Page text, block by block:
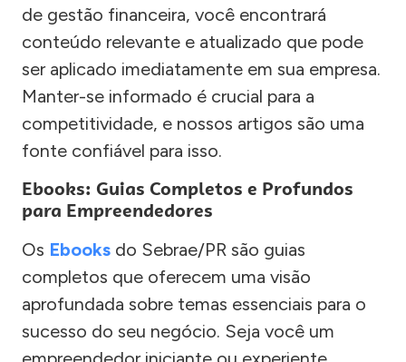
de gestão financeira, você encontrará
conteúdo relevante e atualizado que pode
ser aplicado imediatamente em sua empresa.
Manter-se informado é crucial para a
competitividade, e nossos artigos são uma
fonte confiável para isso.
Ebooks: Guias Completos e Profundos
para Empreendedores
Os Ebooks do Sebrae/PR são guias
completos que oferecem uma visão
aprofundada sobre temas essenciais para o
sucesso do seu negócio. Seja você um